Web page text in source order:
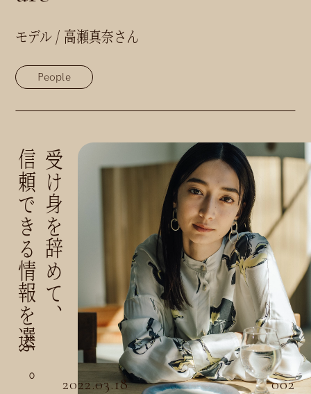
モデル / 高瀬真奈さん
People
002
2022.03.18
受け身を辞めて、
信頼できる情報を選ぶ。